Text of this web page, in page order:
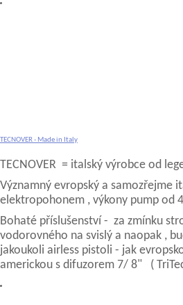
TECNOVER - Made in Italy
TECNOVER = italský výrobce od
Významný evropský a samozřejme
elektropohonem , výkony pump od
Bohaté příslušenství - za zmínku
vodorovného na svislý a naopak ,
jakoukoli airless pistoli - jak
americkou s difuzorem 7/ 8" (